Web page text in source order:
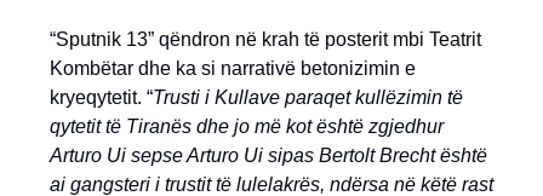
“Sputnik 13” qëndron në krah të posterit mbi Teatrit
Kombëtar dhe ka si narrativë betonizimin e
kryeqytetit. “Trusti i Kullave paraqet kullëzimin të
qytetit të Tiranës dhe jo më kot është zgjedhur
Arturo Ui sepse Arturo Ui sipas Bertolt Brecht është
ai gangsteri i trustit të lulelakrës, ndërsa në këtë rast